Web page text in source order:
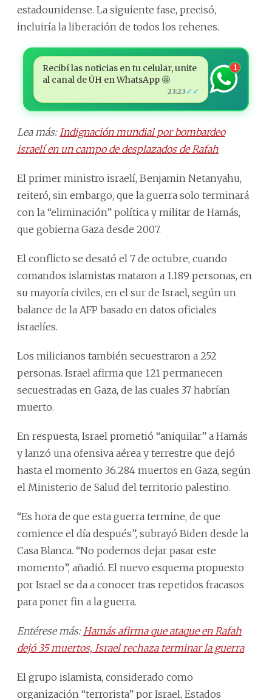
estadounidense. La siguiente fase, precisó,
incluiría la liberación de todos los rehenes.
Recibí las noticias en tu celular, unite
al canal de ÚH en WhatsApp 🤩
23:23 ✓✓
1
Lea más: Indignación mundial por bombardeo
israelí en un campo de desplazados de Rafah
El primer ministro israelí, Benjamin Netanyahu,
reiteró, sin embargo, que la guerra solo terminará
con la “eliminación” política y militar de Hamás,
que gobierna Gaza desde 2007.
El conflicto se desató el 7 de octubre, cuando
comandos islamistas mataron a 1.189 personas, en
su mayoría civiles, en el sur de Israel, según un
balance de la AFP basado en datos oficiales
israelíes.
Los milicianos también secuestraron a 252
personas. Israel afirma que 121 permanecen
secuestradas en Gaza, de las cuales 37 habrían
muerto.
En respuesta, Israel prometió “aniquilar” a Hamás
y lanzó una ofensiva aérea y terrestre que dejó
hasta el momento 36.284 muertos en Gaza, según
el Ministerio de Salud del territorio palestino.
“Es hora de que esta guerra termine, de que
comience el día después”, subrayó Biden desde la
Casa Blanca. “No podemos dejar pasar este
momento”, añadió. El nuevo esquema propuesto
por Israel se da a conocer tras repetidos fracasos
para poner fin a la guerra.
Entérese más: Hamás afirma que ataque en Rafah
dejó 35 muertos, Israel rechaza terminar la guerra
El grupo islamista, considerado como
organización “terrorista” por Israel, Estados